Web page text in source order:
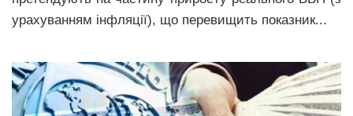
урахуванням інфляції), що перевищить показник...